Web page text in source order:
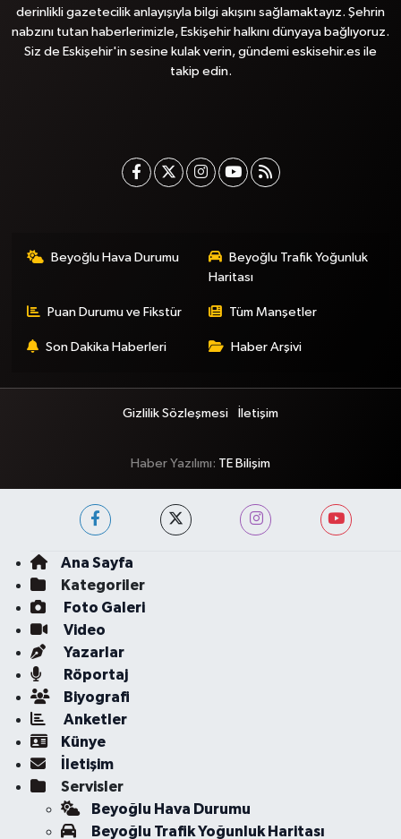
derinlikli gazetecilik anlayışıyla bilgi akışını sağlamaktayız. Şehrin
nabzını tutan haberlerimizle, Eskişehir halkını dünyaya bağlıyoruz.
Siz de Eskişehir'in sesine kulak verin, gündemi eskisehir.es ile
takip edin.
Beyoğlu Hava Durumu
Beyoğlu Trafik Yoğunluk
Haritası
Puan Durumu ve Fikstür Tüm Manşetler
Son Dakika Haberleri Haber Arşivi
Gizlilik Sözleşmesi İletişim
Haber Yazılımı: TE Bilişim
Ana Sayfa
Kategoriler
Foto Galeri
Video
Yazarlar
Röportaj
Biyografi
Anketler
Künye
İletişim
Servisler
Beyoğlu Hava Durumu
Beyoğlu Trafik Yoğunluk Haritası